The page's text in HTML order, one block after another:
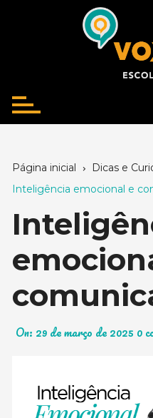
Página inicial
Dicas e
Inteligência emocional e
On: 29 de março de 2025 0